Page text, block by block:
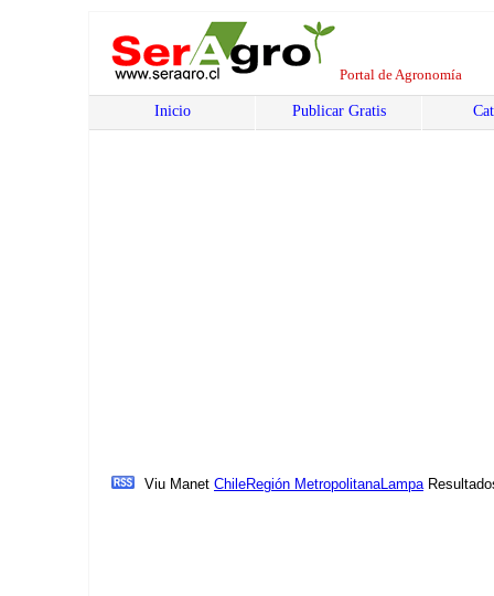
Portal de Agronomía
Inicio Publicar Gratis
Viu Manet ChileRegión MetropolitanaLampa